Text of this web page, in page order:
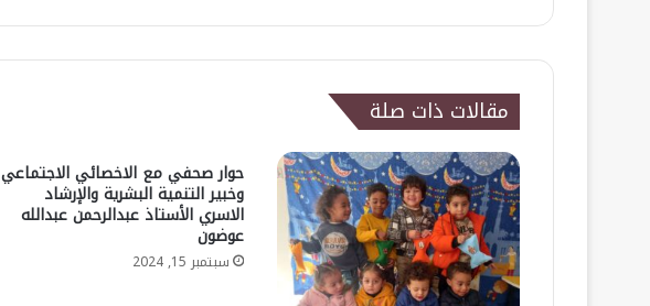
مقالات ذات صلة
حوار صحفي مع الاخصائي الاجتماعي
وخبير التنمية البشرية والإرشاد
الاسري الأستاذ عبدالرحمن عبدالله
عوضون
سبتمبر 15, 2024